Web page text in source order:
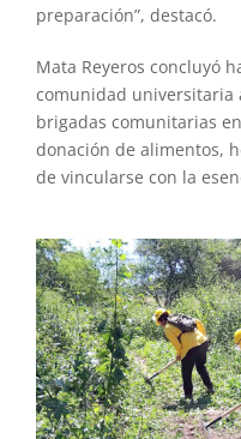
preparación”, destacó.
Mata Reyeros concluyó
comunidad universitaria
brigadas comunitarias
donación de alimentos,
de vincularse con la